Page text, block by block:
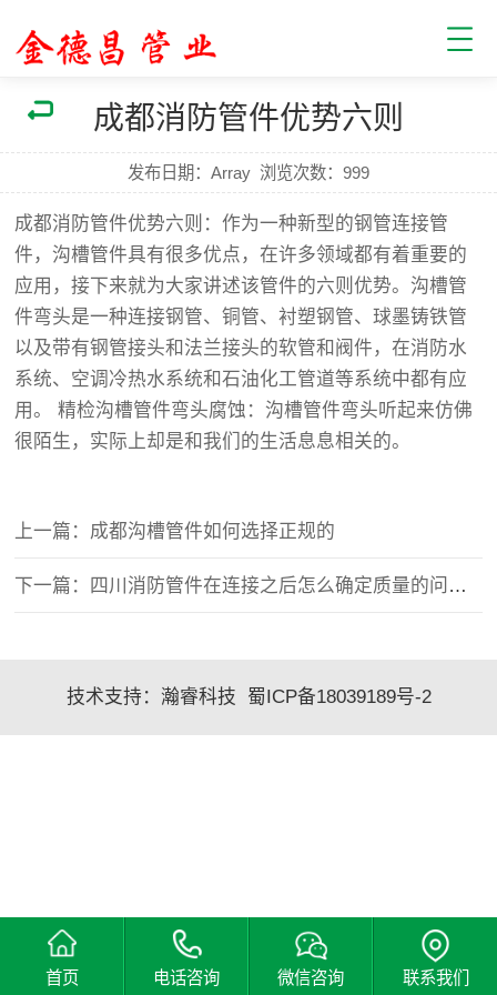
成都消防管件优势六则
发布日期：Array 浏览次数：999
成都消防管件优势六则：作为一种新型的钢管连接管
件，沟槽管件具有很多优点，在许多领域都有着重要的
应用，接下来就为大家讲述该管件的六则优势。沟槽管
件弯头是一种连接钢管、铜管、衬塑钢管、球墨铸铁管
以及带有钢管接头和法兰接头的软管和阀件，在消防水
系统、空调冷热水系统和石油化工管道等系统中都有应
用。 精检沟槽管件弯头腐蚀：沟槽管件弯头听起来仿佛
很陌生，实际上却是和我们的生活息息相关的。
上一篇：成都沟槽管件如何选择正规的
下一篇：四川消防管件在连接之后怎么确定质量的问题呢
技术支持： 瀚睿科技 蜀ICP备18039189号-2
首页 电话咨询 微信咨询 联系我们